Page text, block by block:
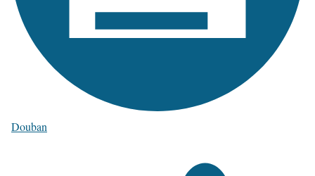
Douban